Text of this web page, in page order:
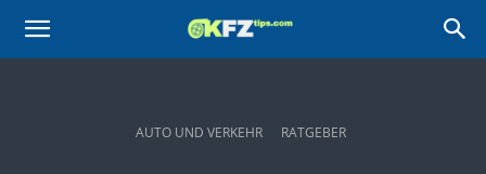
KFZtips.com
AUTO UND VERKEHR RATGEBER